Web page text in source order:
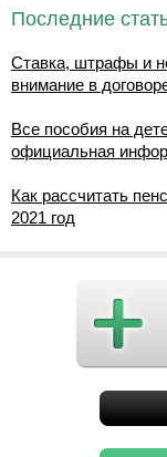
Последние
Ставка, штрафы и
внимание в
Все пособия на
официальная
Как рассчитать
2021 год